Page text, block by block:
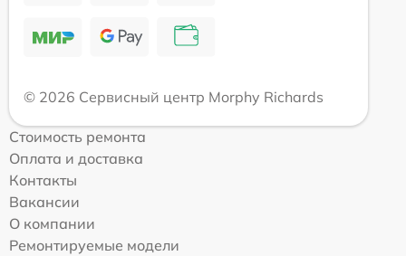
© 2026 Сервисный центр Morphy Richards
Стоимость ремонта
Оплата и доставка
Контакты
Вакансии
О компании
Ремонтируемые модели